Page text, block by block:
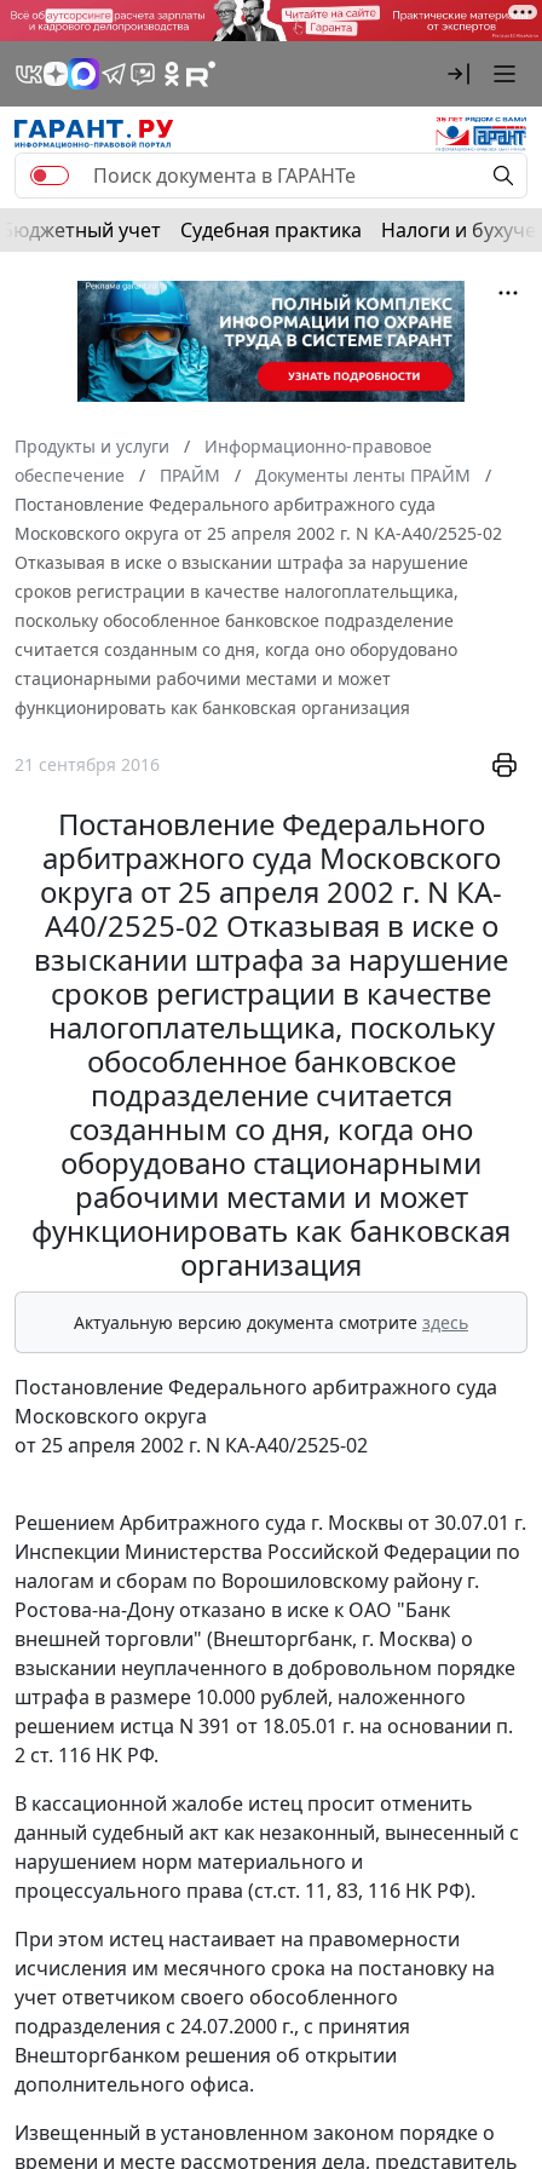
Бюджетный учет Судебная практика Налоги и
Продукты и услуги
Информационно-правовое
обеспечение
ПРАЙМ
Документы ленты ПРАЙМ
Постановление Федерального арбитражного суда
Московского округа от 25 апреля 2002 г. N КА-А40/2525-02
Отказывая в иске о взыскании штрафа за нарушение
сроков регистрации в качестве налогоплательщика,
поскольку обособленное банковское подразделение
считается созданным со дня, когда оно оборудовано
стационарными рабочими местами и может
функционировать как банковская организация
21 сентября 2016
Постановление Федерального
арбитражного суда Московского
округа от 25 апреля 2002 г. N КА-
А40/2525-02 Отказывая в иске о
взыскании штрафа за нарушение
сроков регистрации в качестве
налогоплательщика, поскольку
обособленное банковское
подразделение считается
созданным со дня, когда оно
оборудовано стационарными
рабочими местами и может
функционировать как банковская
организация
Актуальную версию документа смотрите здесь
Постановление Федерального арбитражного суда
Московского округа
от 25 апреля 2002 г. N КА-А40/2525-02
Решением Арбитражного суда г. Москвы от 30.07.01 г.
Инспекции Министерства Российской Федерации по
налогам и сборам по Ворошиловскому району г.
Ростова-на-Дону отказано в иске к ОАО "Банк
внешней торговли" (Внешторгбанк, г. Москва) о
взыскании неуплаченного в добровольном порядке
штрафа в размере 10.000 рублей, наложенного
решением истца N 391 от 18.05.01 г. на основании п.
2 ст. 116 НК РФ.
В кассационной жалобе истец просит отменить
данный судебный акт как незаконный, вынесенный с
нарушением норм материального и
процессуального права (ст.ст. 11, 83, 116 НК РФ).
При этом истец настаивает на правомерности
исчисления им месячного срока на постановку на
учет ответчиком своего обособленного
подразделения с 24.07.2000 г., с принятия
Внешторгбанком решения об открытии
дополнительного офиса.
Извещенный в установленном законом порядке о
времени и месте рассмотрения дела, представитель